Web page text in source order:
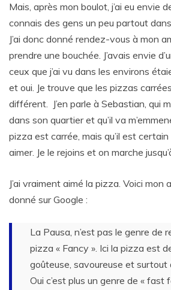
Mais, après mon boulot, j’ai eu envie
connais des gens un peu partout
J’ai donc donné rendez-vous à mon
prendre une bouchée. J’avais envie
ceux que j’ai vu dans les environs
et oui. Je trouve que les pizzas
différent. J’en parle à Sebastian, qui
dans son quartier et qu’il va
pizza est carrée, mais qu’il est
aimer. Je le rejoins et on marche
J’ai vraiment aimé la pizza. Voici mon
donné sur Google :
La Pausa, n’est pas le genre de
pizza « Fancy ». Ici la pizza est
goûteuse, savoureuse et surtout
Oui c’est plus un genre de « fast